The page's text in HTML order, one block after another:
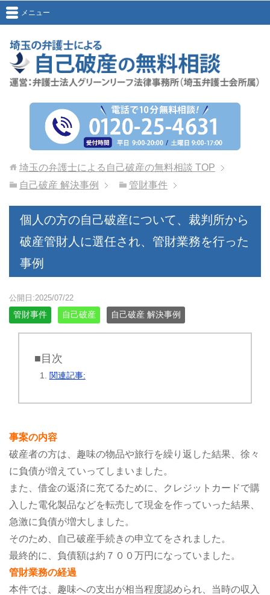
メニュー
埼玉の弁護士による自己破産の無料相談 TOP
自己破産 解決事例
管財事件
個人の方の自己破産について、裁判所から
破産管財人に選任され、管財業務を行った
事例
公開日:2025/07/22
管財事件 自己破産 自己破産 解決事例
■目次
関連記事:
事案の内容
破産者の方は、趣味の物品や旅行を繰り返した結果、徐々
に負債が増えていってしまいました。
また、借金の返済に充てるために、クレジットカードで購
入した電化製品などを転売して現金を作っていった結果、
急激に負債が増大しました。
そのため、自己破産手続きの申立てをされました。
最終的に、負債額は約７００万円になっていました。
管財業務の経過
本件では、趣味への支出が相当程度認められ、当時の収入